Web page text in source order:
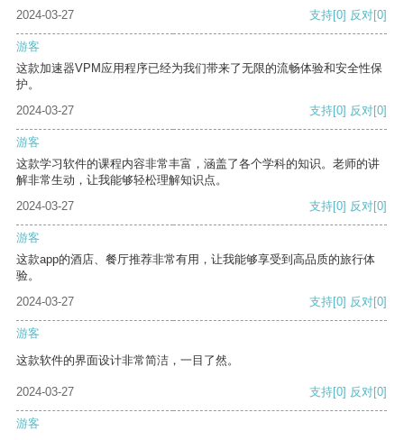
2024-03-27 支持[0] 反对[0]
游客
这款加速器VPM应用程序已经为我们带来了无限的流畅体验和安全性保
护。
2024-03-27
支持[0] 反对[0]
游客
这款学习软件的课程内容非常丰富，涵盖了各个学科的知识。老师的讲
解非常生动，让我能够轻松理解知识点。
2024-03-27
支持[0] 反对[0]
游客
这款app的酒店、餐厅推荐非常有用，让我能够享受到高品质的旅行体
验。
2024-03-27
支持[0] 反对[0]
游客
这款软件的界面设计非常简洁，一目了然。
2024-03-27 支持[0] 反对[0]
游客